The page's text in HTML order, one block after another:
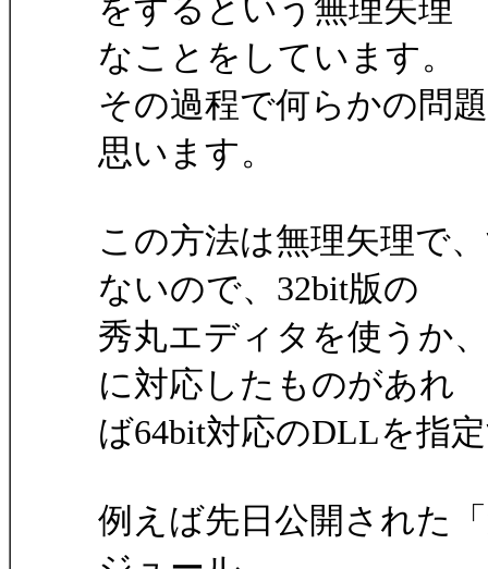
をするという無理矢理
なことをしています。
その過程で何らかの問
思います。
この方法は無理矢理で
ないので、32bit版の
秀丸エディタを使うか
に対応したものがあれ
ば64bit対応のDLLを指
例えば先日公開された